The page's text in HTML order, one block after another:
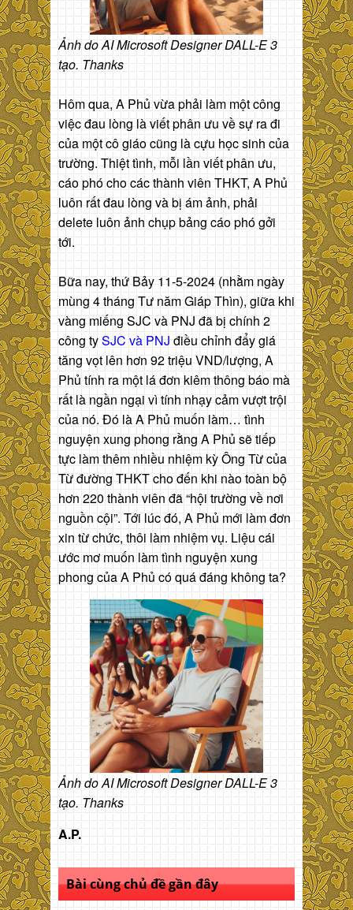
Ảnh do AI Microsoft Designer DALL-E 3
tạo. Thanks
Hôm qua, A Phủ vừa phải làm một công
việc đau lòng là viết phân ưu về sự ra đi
của một cô giáo cũng là cựu học sinh của
trường. Thiệt tình, mỗi lần viết phân ưu,
cáo phó cho các thành viên THKT, A Phủ
luôn rất đau lòng và bị ám ảnh, phải
delete luôn ảnh chụp bảng cáo phó gởi
tới.
Bữa nay, thứ Bảy 11-5-2024 (nhằm ngày
mùng 4 tháng Tư năm Giáp Thìn), giữa khi
vàng miếng SJC và PNJ đã bị chính 2
công tySJC và PNJ điều chỉnh đẩy giá
tăng vọt lên hơn 92 triệu VND/lượng, A
Phủ tính ra một lá đơn kiêm thông báo mà
rất là ngần ngại vì tính nhạy cảm vượt trội
của nó. Đó là A Phủ muốn làm… tình
nguyện xung phong rằng A Phủ sẽ tiếp
tực làm thêm nhiều nhiệm kỳ Ông Từ của
Từ đường THKT cho đến khi nào toàn bộ
hơn 220 thành viên đã “hội trường về nơi
nguồn cội”. Tới lúc đó, A Phủ mới làm đơn
xin từ chức, thôi làm nhiệm vụ. Liệu cái
ước mơ muốn làm tình nguyện xung
phong của A Phủ có quá đáng không ta?
Ảnh do AI Microsoft Designer DALL-E 3
tạo. Thanks
A.P.
Bài cùng chủ đề gần đây